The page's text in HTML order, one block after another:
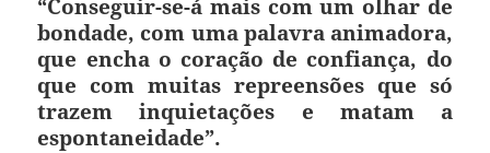
“Conseguir-se-á mais com um olhar de
bondade, com uma palavra animadora,
que encha o coração de confiança, do
que com muitas repreensões que só
trazem inquietações e matam a
espontaneidade”.